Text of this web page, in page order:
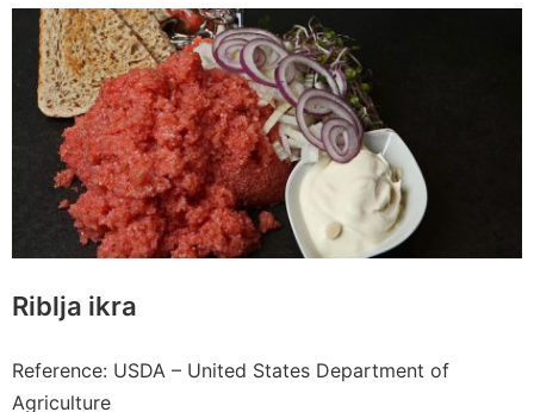
Riblja ikra
Reference: USDA – United States Department of
Agriculture